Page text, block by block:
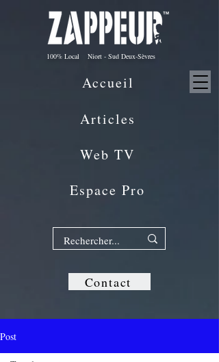
100% Local Niort - Sud Deux-Sèvres
Contact
Articles
Web TV
Espace Pro
Accueil
Post